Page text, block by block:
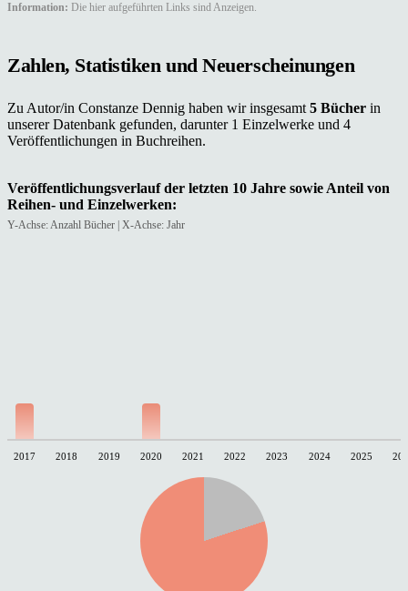
Information: Die hier aufgeführten Links sind Anzeigen.
Zahlen, Statistiken und Neuerscheinungen
Zu Autor/in Constanze Dennig haben wir insgesamt 5 Bücher in
unserer Datenbank gefunden, darunter 1 Einzelwerke und 4
Veröffentlichungen in Buchreihen.
Veröffentlichungsverlauf der letzten 10 Jahre sowie Anteil von
Reihen- und Einzelwerken:
Y-Achse: Anzahl Bücher | X-Achse: Jahr
2017 2018 2019 2020 2021 2022 2023 2024 2025